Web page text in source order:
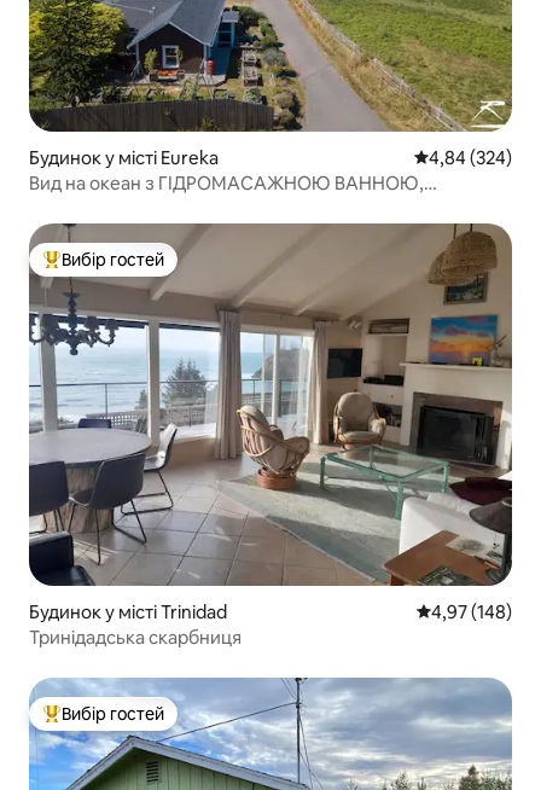
Будинок у місті Eureka Середня
4,84 (324)
Вид на океан з ГІДРОМАСАЖНОЮ ВАННОЮ,
Топ вибір гостей
Вибір гостей
Будинок у місті Trinidad Середня
4,97 (148)
Тринідадська скарбниця
Топ вибір гостей
Вибір гостей